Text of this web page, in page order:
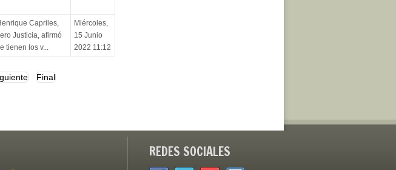
Capriles,
Justicia, afirmó
tienen los v...
Miércoles,
15 Junio
2022 11:12
Final
REDES SOCIALES